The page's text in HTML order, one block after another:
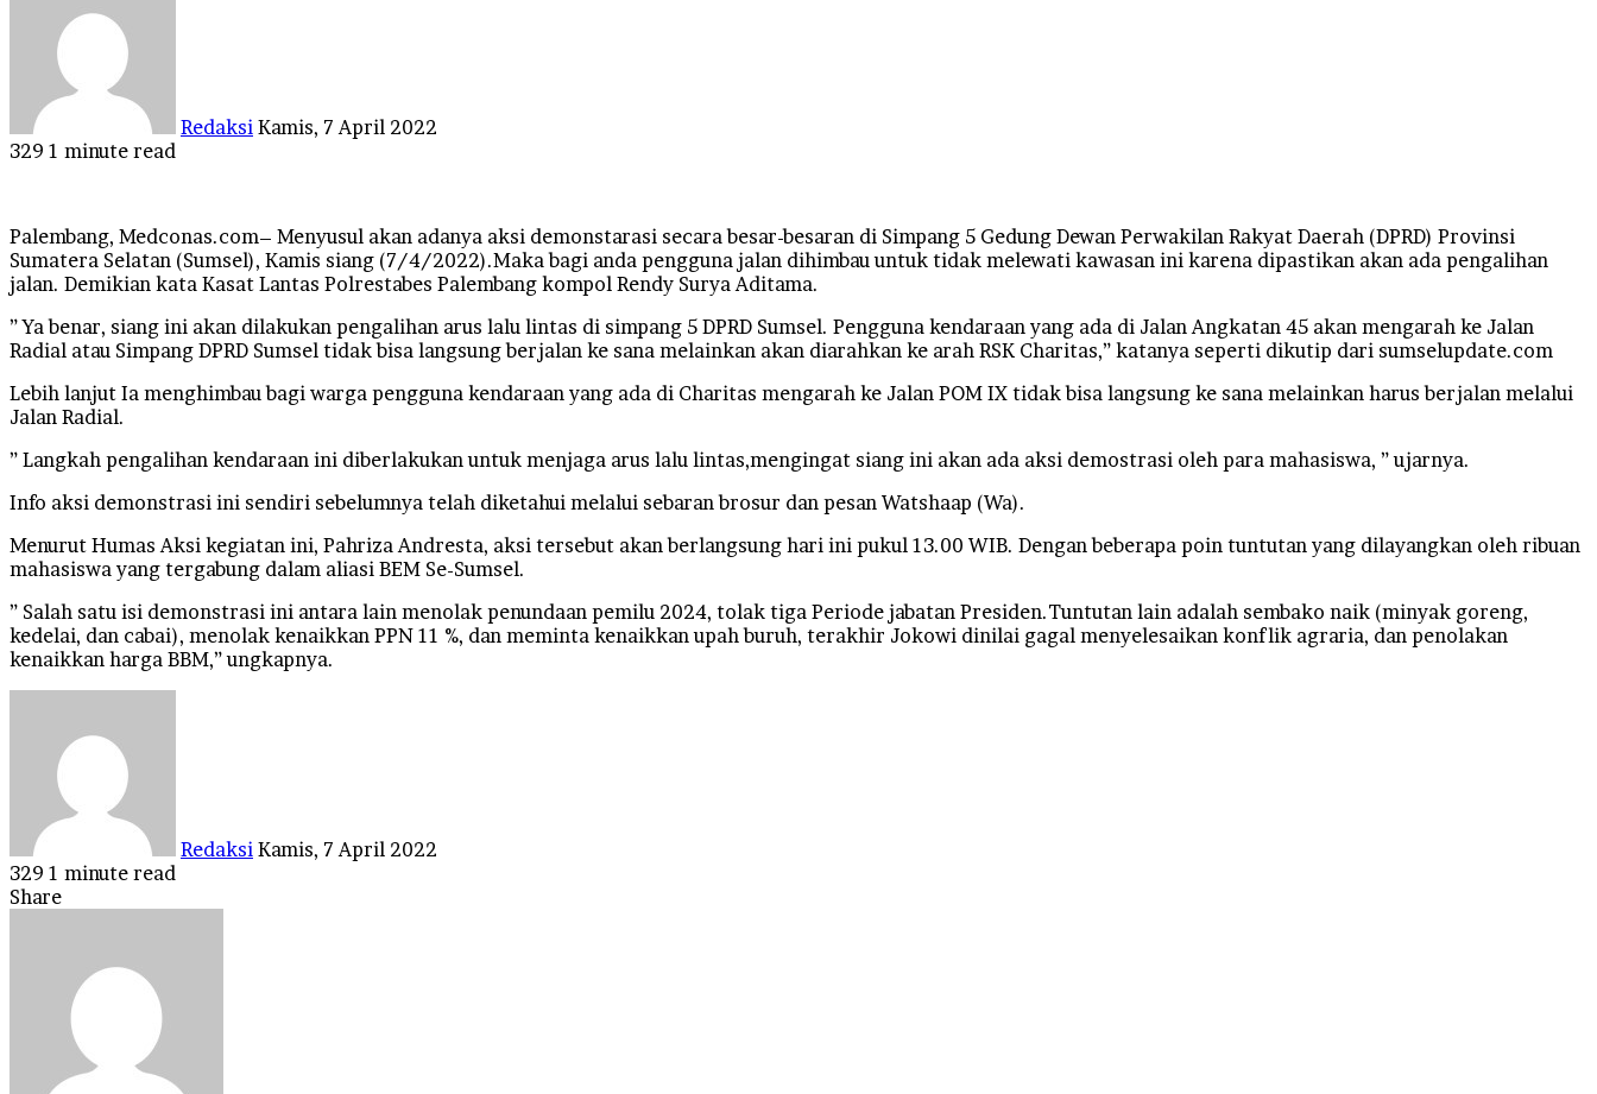
Redaksi Kamis, 7 April 2022
329 1 minute read
Palembang, Medconas.com– Menyusul akan adanya aksi demonstarasi secara besar-besaran di Simpang 5 Gedung Dewan Perwakilan Rakyat Daerah (DPRD) Provinsi
Sumatera Selatan (Sumsel), Kamis siang (7/4/2022).Maka bagi anda pengguna jalan dihimbau untuk tidak melewati kawasan ini karena dipastikan akan ada pengalihan
jalan. Demikian kata Kasat Lantas Polrestabes Palembang kompol Rendy Surya Aditama.
” Ya benar, siang ini akan dilakukan pengalihan arus lalu lintas di simpang 5 DPRD Sumsel. Pengguna kendaraan yang ada di Jalan Angkatan 45 akan mengarah ke Jalan
Radial atau Simpang DPRD Sumsel tidak bisa langsung berjalan ke sana melainkan akan diarahkan ke arah RSK Charitas,” katanya seperti dikutip dari sumselupdate.com
Lebih lanjut Ia menghimbau bagi warga pengguna kendaraan yang ada di Charitas mengarah ke Jalan POM IX tidak bisa langsung ke sana melainkan harus berjalan melalui
Jalan Radial.
” Langkah pengalihan kendaraan ini diberlakukan untuk menjaga arus lalu lintas,mengingat siang ini akan ada aksi demostrasi oleh para mahasiswa, ” ujarnya.
Info aksi demonstrasi ini sendiri sebelumnya telah diketahui melalui sebaran brosur dan pesan Watshaap (Wa).
Menurut Humas Aksi kegiatan ini, Pahriza Andresta, aksi tersebut akan berlangsung hari ini pukul 13.00 WIB. Dengan beberapa poin tuntutan yang dilayangkan oleh ribuan
mahasiswa yang tergabung dalam aliasi BEM Se-Sumsel.
” Salah satu isi demonstrasi ini antara lain menolak penundaan pemilu 2024, tolak tiga Periode jabatan Presiden.Tuntutan lain adalah sembako naik (minyak goreng,
kedelai, dan cabai), menolak kenaikkan PPN 11 %, dan meminta kenaikkan upah buruh, terakhir Jokowi dinilai gagal menyelesaikan konflik agraria, dan penolakan
kenaikkan harga BBM,” ungkapnya.
Redaksi Kamis, 7 April 2022
329 1 minute read
Facebook
Twitter
LinkedIn
Tumblr
Pinterest
Reddit
VKontakte
Odnoklassniki
Pocket
Share